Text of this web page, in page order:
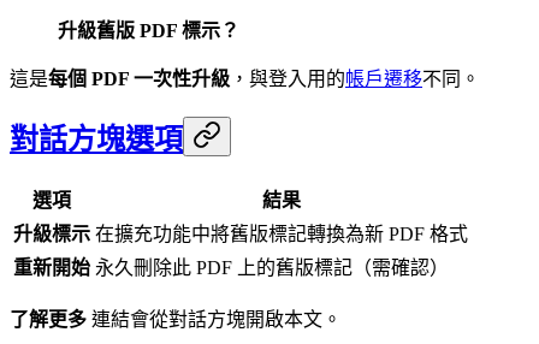
升級舊版 PDF 標示？
這是每個 PDF 一次性升級 ，與登入用的帳戶遷移不同。
對話方塊選項
選項
結果
升級標示 在擴充功能中將舊版標記轉換為新 PDF 格式
重新開始 永久刪除此 PDF 上的舊版標記（需確認）
了解更多 連結會從對話方塊開啟本文。